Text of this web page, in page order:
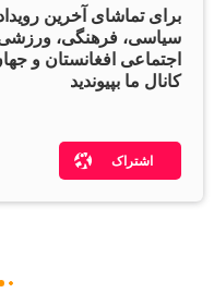
برای تماشای آخرین
سیاسی، فرهنگی،
اجتماعی افغانستان و
کانال ما بپیوندید
اشتراک